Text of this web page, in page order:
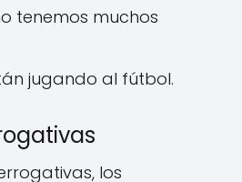
tenemos muchos
jugando al fútbol.
los